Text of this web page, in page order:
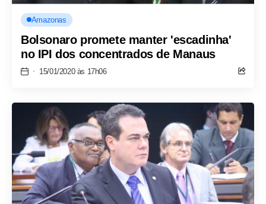
Amazonas
Bolsonaro promete manter 'escadinha'
no IPI dos concentrados de Manaus
15/01/2020 às 17h06